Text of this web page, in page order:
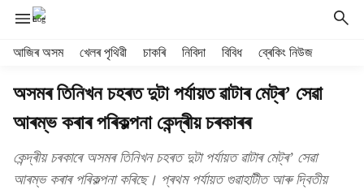
আজিৰ অসম খেলৰ পৃথিৱী চাকৰি নিবিদা বিবিধ ব্ৰেকিং নিউজ
অসমৰ তিনিখন চহৰত দুটা পৰ্যায়ত ৱাটাৰ মেট্ৰ’ সেৱা
আৰম্ভ কৰাৰ পৰিকল্পনা কেন্দ্ৰীয় চৰকাৰৰ
কেন্দ্ৰীয় চৰকাৰে অসমৰ তিনিখন চহৰত দুটা পৰ্যায়ত ৱাটাৰ মেট্ৰ’ সেৱা
আৰম্ভ কৰাৰ পৰিকল্পনা কৰিছে। প্ৰথম পৰ্যায়ত গুৱাহাটীত আৰু দ্বিতীয়